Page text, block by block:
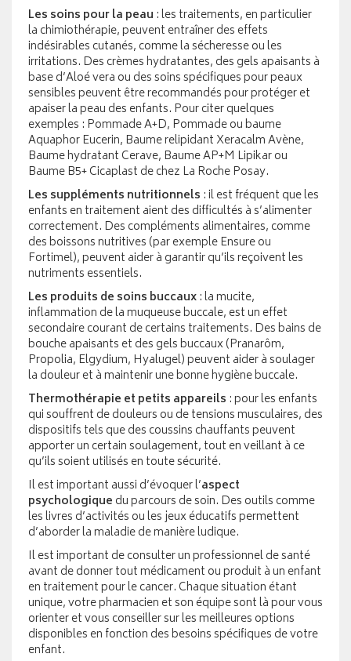
Les soins pour la peau : les traitements, en particulier
la chimiothérapie, peuvent entraîner des effets
indésirables cutanés, comme la sécheresse ou les
irritations. Des crèmes hydratantes, des gels apaisants à
base d’Aloé vera ou des soins spécifiques pour peaux
sensibles peuvent être recommandés pour protéger et
apaiser la peau des enfants. Pour citer quelques
exemples : Pommade A+D, Pommade ou baume
Aquaphor Eucerin, Baume relipidant Xeracalm Avène,
Baume hydratant Cerave, Baume AP+M Lipikar ou
Baume B5+ Cicaplast de chez La Roche Posay.
Les suppléments nutritionnels : il est fréquent que les
enfants en traitement aient des difficultés à s’alimenter
correctement. Des compléments alimentaires, comme
des boissons nutritives (par exemple Ensure ou
Fortimel), peuvent aider à garantir qu’ils reçoivent les
nutriments essentiels.
Les produits de soins buccaux: la mucite,
inflammation de la muqueuse buccale, est un effet
secondaire courant de certains traitements. Des bains de
bouche apaisants et des gels buccaux (Pranarôm,
Propolia, Elgydium, Hyalugel) peuvent aider à soulager
la douleur et à maintenir une bonne hygiène buccale.
Thermothérapie et petits appareils : pour les enfants
qui souffrent de douleurs ou de tensions musculaires, des
dispositifs tels que des coussins chauffants peuvent
apporter un certain soulagement, tout en veillant à ce
qu’ils soient utilisés en toute sécurité.
Il est important aussi d’évoquer l’aspect
psychologique du parcours de soin. Des outils comme
les livres d’activités ou les jeux éducatifs permettent
d’aborder la maladie de manière ludique.
Il est important de consulter un professionnel de santé
avant de donner tout médicament ou produit à un enfant
en traitement pour le cancer. Chaque situation étant
unique, votre pharmacien et son équipe sont là pour vous
orienter et vous conseiller sur les meilleures options
disponibles en fonction des besoins spécifiques de votre
enfant.